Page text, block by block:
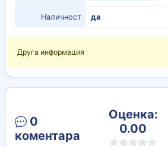
Наличност да
Друга информация
0
коментара
Оценка:
0.00